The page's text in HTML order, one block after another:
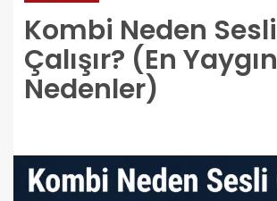
Kombi Neden Sesli
Çalışır? (En Yaygın
Nedenler)